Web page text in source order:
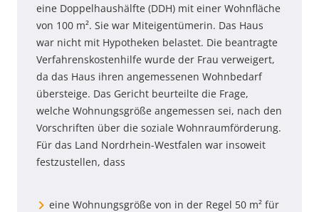
eine Doppelhaushälfte (DDH) mit einer Wohnfläche
von 100 m². Sie war Miteigentümerin. Das Haus
war nicht mit Hypotheken belastet. Die beantragte
Verfahrenskostenhilfe wurde der Frau verweigert,
da das Haus ihren angemessenen Wohnbedarf
übersteige. Das Gericht beurteilte die Frage,
welche Wohnungsgröße angemessen sei, nach den
Vorschriften über die soziale Wohnraumförderung.
Für das Land Nordrhein-Westfalen war insoweit
festzustellen, dass
eine Wohnungsgröße von in der Regel 50 m² für